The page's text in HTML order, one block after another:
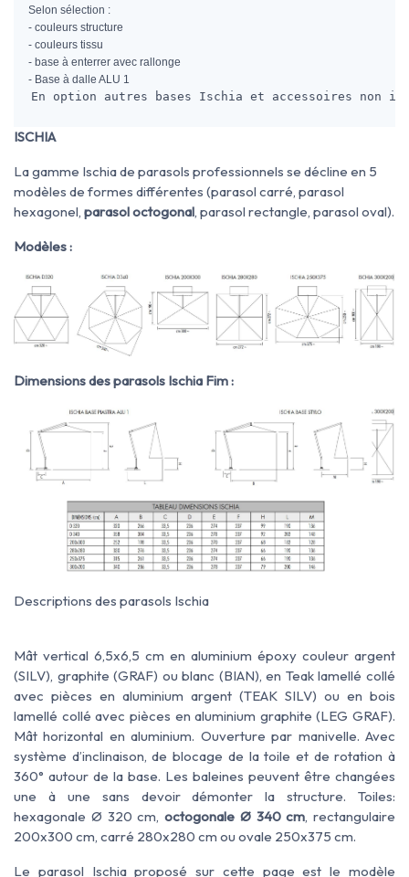
Selon sélection :
- couleurs structure
- couleurs tissu
- base à enterrer avec rallonge
- Base à dalle ALU 1
En option autres bases Ischia et accessoires non
ISCHIA
La gamme Ischia de parasols professionnels se décline en 5
modèles de formes différentes (parasol carré, parasol
hexagonel, parasol octogonal, parasol rectangle, parasol oval).
Modèles :
Dimensions des parasols Ischia Fim :
Descriptions des parasols Ischia
Mât vertical 6,5x6,5 cm en aluminium époxy couleur argent
(SILV), graphite (GRAF) ou blanc (BIAN), en Teak lamellé collé
avec pièces en aluminium argent (TEAK SILV) ou en bois
lamellé collé avec pièces en aluminium graphite (LEG GRAF).
Mât horizontal en aluminium. Ouverture par manivelle. Avec
système d’inclinaison, de blocage de la toile et de rotation à
360° autour de la base. Les baleines peuvent être changées
une à une sans devoir démonter la structure. Toiles:
hexagonale Ø 320 cm, octogonale Ø 340 cm, rectangulaire
200x300 cm, carré 280x280 cm ou ovale 250x375 cm.
Le parasol Ischia proposé sur cette page est le modèle